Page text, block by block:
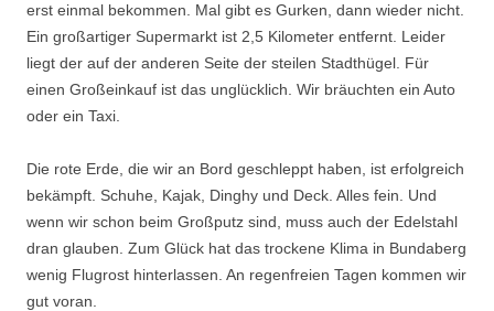
erst einmal bekommen. Mal gibt es Gurken, dann wieder nicht.
Ein großartiger Supermarkt ist 2,5 Kilometer entfernt. Leider
liegt der auf der anderen Seite der steilen Stadthügel. Für
einen Großeinkauf ist das unglücklich. Wir bräuchten ein Auto
oder ein Taxi.
Die rote Erde, die wir an Bord geschleppt haben, ist erfolgreich
bekämpft. Schuhe, Kajak, Dinghy und Deck. Alles fein. Und
wenn wir schon beim Großputz sind, muss auch der Edelstahl
dran glauben. Zum Glück hat das trockene Klima in Bundaberg
wenig Flugrost hinterlassen. An regenfreien Tagen kommen wir
gut voran.